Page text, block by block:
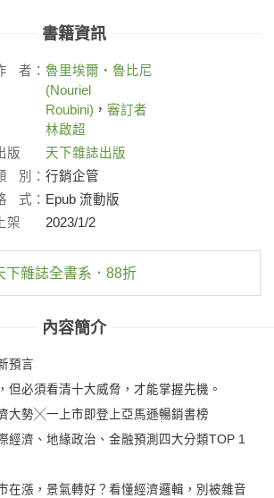
書籍資訊
者： 魯里埃爾‧魯比尼
(Nouriel
Roubini) ， 審訂者
林啟超
版
：
天下雜誌出版
別： 行銷企管
式： Epub 流動版
上架
2023/1/2
下雜誌全書系．88折
內容簡介
預言
但必須看清十大威脅，才能掌握先機。
大勢╳一上市即登上亞馬遜暢銷書榜
經濟、地緣政治、金融預測四大分類TOP 1
漲，景氣轉好？看懂經濟邏輯，別被雜音